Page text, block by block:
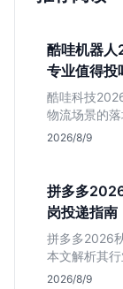
酷哇机器
专业值得投
酷哇科技
物流场景的
晰，现金流
2026/8/9
拼多多
岗投递指南
拼多多2026
本文解析其
略，助你判
2026/8/9